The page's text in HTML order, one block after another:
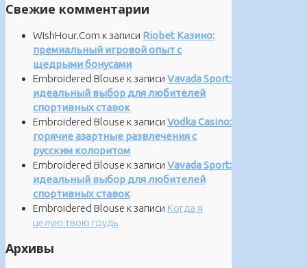
Свежие комментарии
WishHour.Com к записи Riobet Казино:
премиальный игровой опыт с
щедрыми бонусами
Embroidered Blouse к записи Vavada Sport:
идеальный выбор для любителей
спортивных ставок
Embroidered Blouse к записи Vodka Casino:
горячие азартные развлечения с
русским колоритом
Embroidered Blouse к записи Vavada Sport:
идеальный выбор для любителей
спортивных ставок
Embroidered Blouse к записи Когда я
целую твою грудь
Архивы